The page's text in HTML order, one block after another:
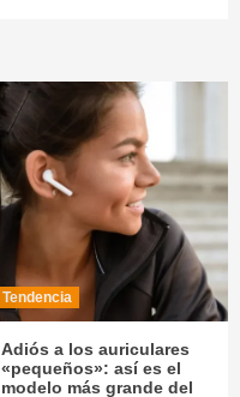
Tendencia
Adiós a los auriculares
«pequeños»: así es el
modelo más grande del